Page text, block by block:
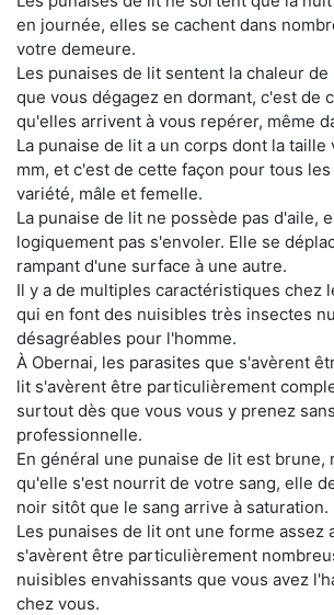
en journée, elles se cachent dans
votre demeure.
Les punaises de lit sentent la chaleur de
que vous dégagez en dormant, c'est de
qu'elles arrivent à vous repérer, même
La punaise de lit a un corps dont la
mm, et c'est de cette façon pour tous
variété, mâle et femelle.
La punaise de lit ne possède pas d'aile,
logiquement pas s'envoler. Elle se
rampant d'une surface à une autre.
Il y a de multiples caractéristiques chez
qui en font des nuisibles très insectes
désagréables pour l'homme.
À Obernai, les parasites que s'avèrent
lit s'avèrent être particulièrement
surtout dès que vous vous y prenez
professionnelle.
En général une punaise de lit est brune,
qu'elle s'est nourrit de votre sang, elle
noir sitôt que le sang arrive à saturation.
Les punaises de lit ont une forme assez
s'avèrent être particulièrement
nuisibles envahissants que vous avez
chez vous.